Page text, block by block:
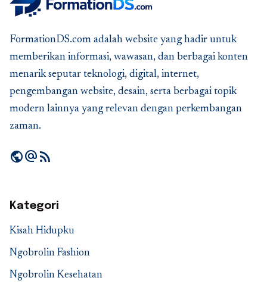
FormationDS.com adalah website yang hadir untuk
memberikan informasi, wawasan, dan berbagai konten
menarik seputar teknologi, digital, internet,
pengembangan website, desain, serta berbagai topik
modern lainnya yang relevan dengan perkembangan
zaman.
publicalternate_emailrss_feed
Kategori
Kisah Hidupku
Ngobrolin Fashion
Ngobrolin Kesehatan